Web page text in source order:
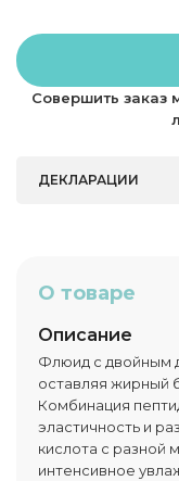
Совершить заказ
ДЕКЛАРАЦИИ
О товаре
Описание
Флюид с двойным
оставляя жирный
Комбинация
эластичность и
кислота с разной
интенсивное